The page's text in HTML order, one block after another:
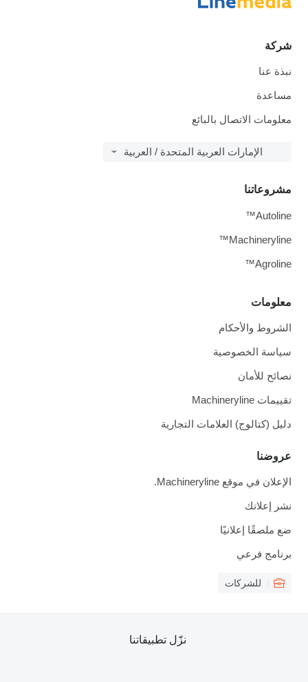
شركة
نبذة عنا
مساعدة
معلومات الاتصال بالبائع
الإمارات العربية المتحدة / العربية
معلومات
الشروط والأحكام
سياسة الخصوصية
نصائح للأمان
تقييمات Machineryline
دليل (كتالوج) العلامات التجارية
عروضنا
الإعلان في موقع Machineryline.
نشر إعلانك
ضع ملصقًا إعلانيًا
برنامج فرعي
للشركات
مشروعاتنا
Autoline™
Machineryline™
Agroline™
نزّل تطبيقاتنا